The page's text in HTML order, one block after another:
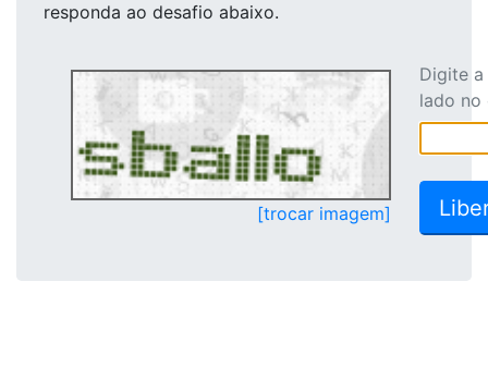
responda ao desafio abaixo.
[trocar imagem]
Digite
lado no